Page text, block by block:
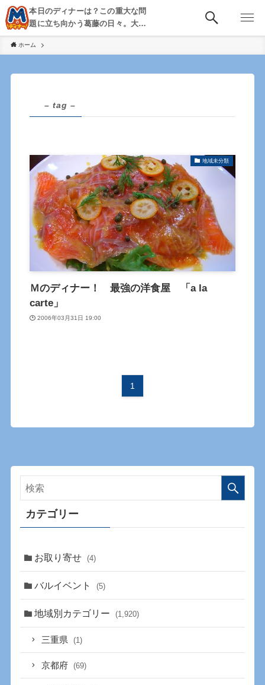
本日のディナーは？この重大な問
題に立ち向かう葛藤の日々。大
阪・京都・神戸を中心とした食べ
歩き、飲み歩きを綴る。
ホーム
– tag –
地域未分類
Ｍのディナー！ 最強の洋食屋 「a la
carte」
2006年03月31日 19:00
1
カテゴリー
お取り寄せ (4)
バルイベント (5)
地域別カテゴリー (1,920)
三重県 (1)
京都府 (69)